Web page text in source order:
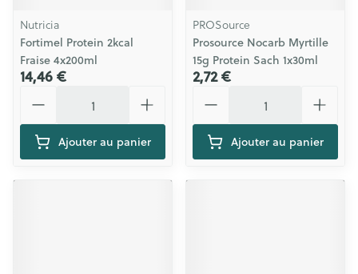
Nutricia
Fortimel Protein 2kcal
Fraise 4x200ml
14,46 €
Ajouter au panier
PROSource
Prosource Nocarb Myrtille
15g Protein Sach 1x30ml
2,72 €
Ajouter au panier